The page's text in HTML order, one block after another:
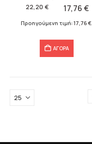
22,20 €
was:
22,20 €.
17,76€
τιμή
Προηγούμενη τιμή: 17,76 €.
ΑΓΟΡΑ